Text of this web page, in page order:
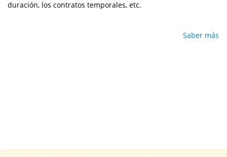
duración, los contratos temporales, etc.
Saber más